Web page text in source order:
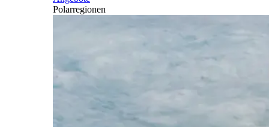
Polarregionen